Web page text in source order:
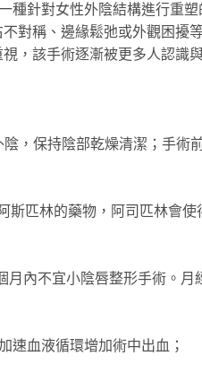
種針對女性外陰結構進行重
對稱、邊緣鬆弛或外觀困擾
，該手術逐漸被更多人認識
，保持陰部乾燥清潔；手術
斯匹林的藥物，阿司匹林會使
月內不宜小陰唇整形手術。月
速血液循環增加術中出血；